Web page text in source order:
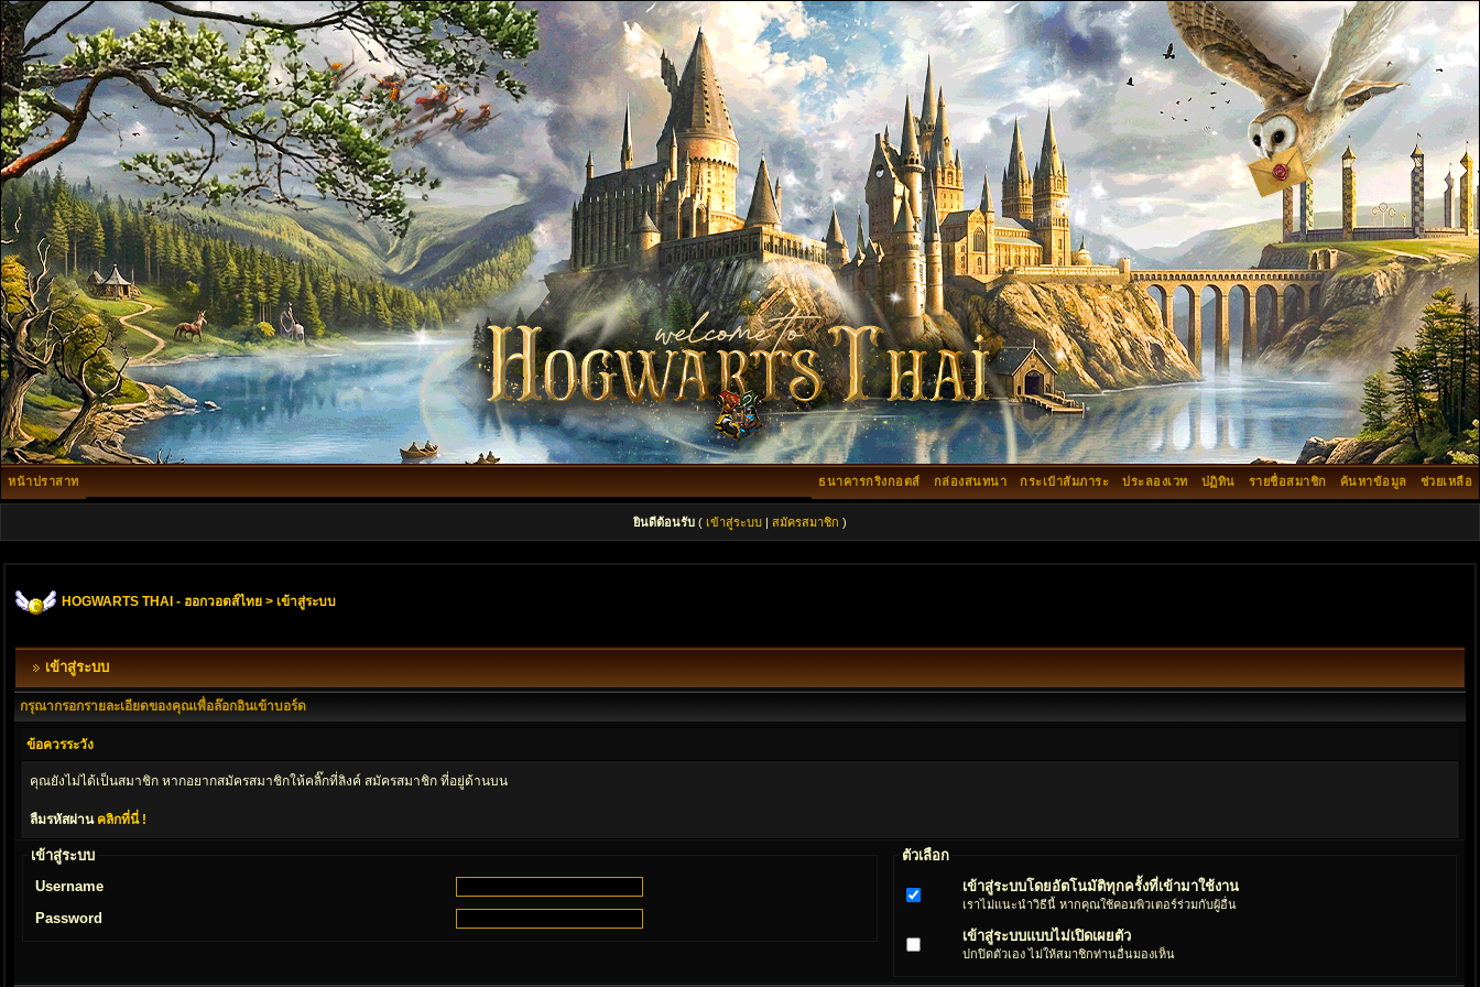
หน้าปราสาท ช่วยเหลือ
ค้นหาข้อมูล
รายชื่อสมาชิก
ปฏิทิน
ประลองเวท
กระเป๋าสัมภาระ
กล่องสนทนา
ธนาคารกริงกอตส์
ยินดีต้อนรับ ( เข้าสู่ระบบ | สมัครสมาชิก )
HOGWARTS THAI - ฮอกวอตส์ไทย > เข้าสู่ระบบ
เข้าสู่ระบบ
กรุณากรอกรายละเอียดของคุณเพื่อล๊อกอินเข้าบอร์ด
ข้อควรระวัง
คุณยังไม่ได้เป็นสมาชิก หากอยากสมัครสมาชิกให้คลิ๊กที่ลิงค์ สมัครสมาชิก ที่อยู่ด้านบน
ลืมรหัสผ่าน คลิกที่นี่ !
เข้าสู่ระบบ
Username
Password
ตัวเลือก
เข้าสู่ระบบโดยอัตโนมัติทุกครั้งที่เข้ามาใช้งาน
เราไม่แนะนำวิธีนี้ หากคุณใช้คอมพิวเตอร์ร่วมกับผู้อื่น
เข้าสู่ระบบแบบไม่เปิดเผยตัว
ปกปิดตัวเอง ไม่ให้สมาชิกท่านอื่นมองเห็น